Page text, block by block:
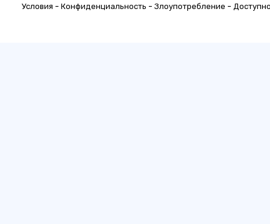
Условия - Конфиденциальность - Злоупотребление -